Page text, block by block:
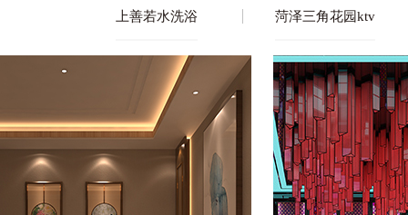
上善若水洗浴 菏泽三角花园ktv